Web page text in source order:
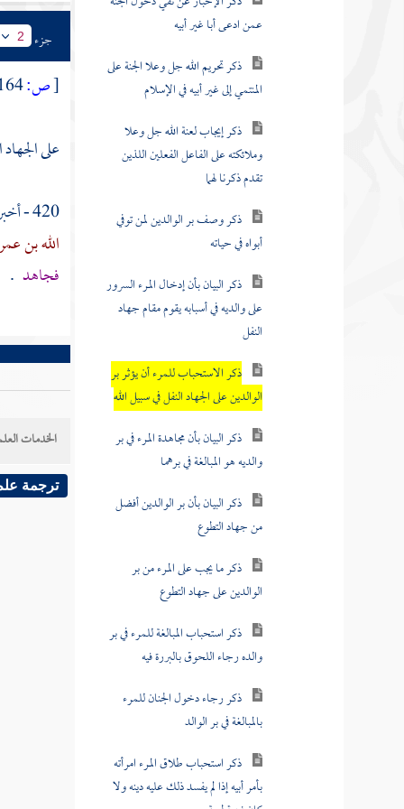
ذكر تحريم الله جل وعلا الجنة على
المنتمي إلى غير أبيه في الإسلام
ذكر إيجاب لعنة الله جل وعلا
وملائكته على الفاعل الفعلين اللذين
تقدم ذكرنا لهما
ذكر وصف بر الوالدين لمن توفي
أبواه في حياته
ذكر البيان بأن إدخال المرء السرور
على والديه في أسبابه يقوم مقام جهاد
النفل
الوالدين على الجهاد النفل في سبيل الله
ذكر البيان بأن مجاهدة المرء في بر
والديه هو المبالغة في برهما
ذكر البيان بأن بر الوالدين أفضل
من جهاد التطوع
ذكر ما يجب على المرء من بر
الوالدين على جهاد التطوع
ذكر استحباب المبالغة للمرء في بر
والده رجاء اللحوق بالبررة فيه
ذكر رجاء دخول الجنان للمرء
بالمبالغة في بر الوالد
ذكر استحباب طلاق المرء امرأته
بأمر أبيه إذا لم يفسد ذلك عليه دينه ولا
كان فيه قطيعة رحم
جزء 2
[ص:
على
420 - أخبرنا
الله بن
فجاهد .
الخدمات
ترجمة